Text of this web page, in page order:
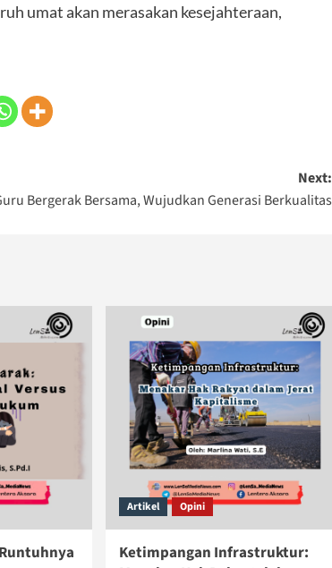
umat akan merasakan kesejahteraan,
Next:
Bergerak Bersama, Wujudkan Generasi Berkualitas
Artikel Opini
Ketimpangan Infrastruktur: